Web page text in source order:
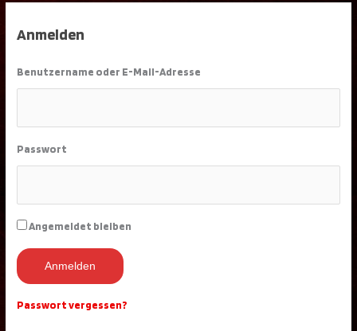
Anmelden
Benutzername oder E-Mail-Adresse
Passwort
Angemeldet bleiben
Anmelden
Passwort vergessen?